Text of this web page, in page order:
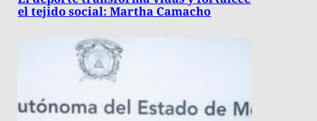
el tejido social: Martha Camacho